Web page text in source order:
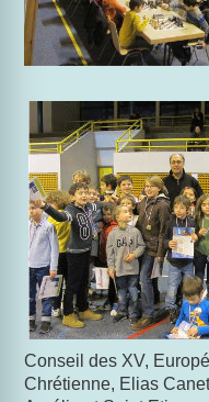
Conseil des XV,
Chrétienne, Elias